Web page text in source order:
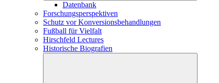
Datenbank
Forschungs­perspektiven
Schutz vor Konversions­­­­­­­­­­­­behandlungen
Fußball für Vielfalt
Hirschfeld Lectures
Historische Biografien